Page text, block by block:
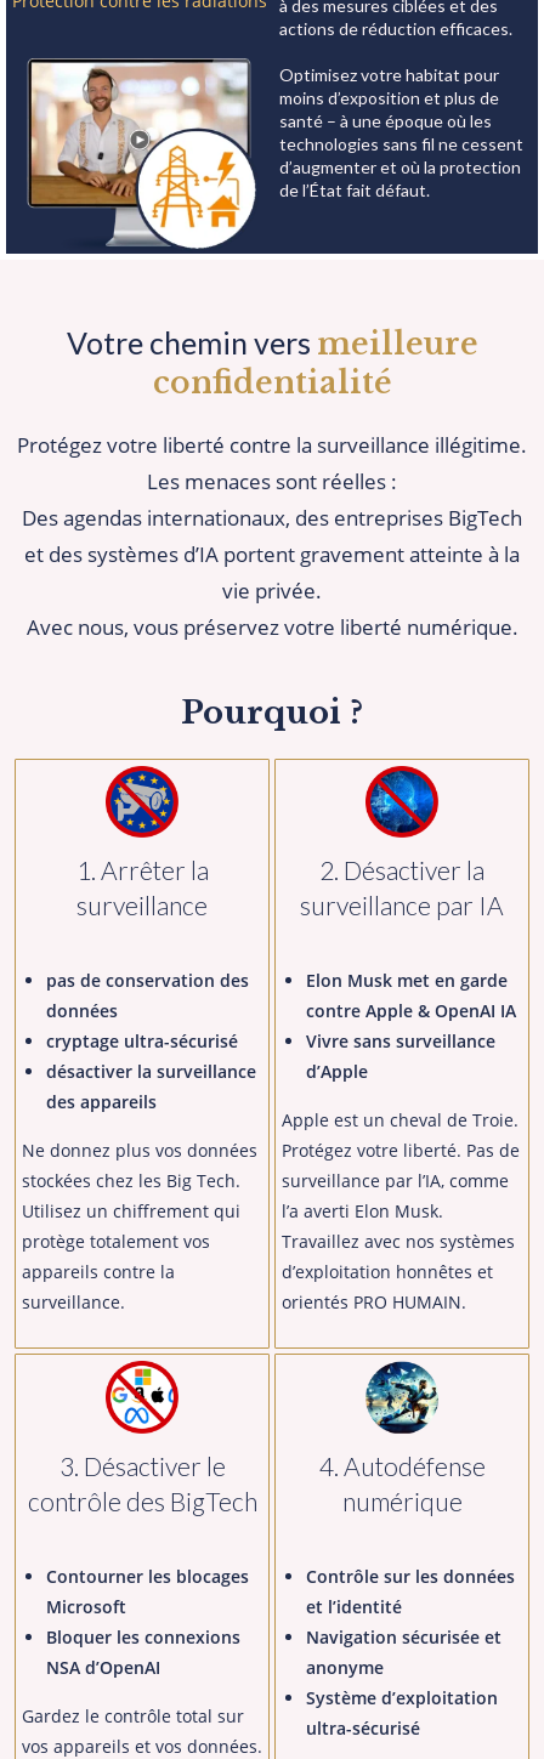
à des mesures ciblées et des
actions de réduction efficaces.
Optimisez votre habitat pour
moins d’exposition et plus de
santé – à une époque où les
technologies sans fil ne cessent
d’augmenter et où la protection
de l’État fait défaut.
Votre chemin vers meilleure
confidentialité
Protégez votre liberté contre la surveillance illégitime.
Les menaces sont réelles :
Des agendas internationaux, des entreprises BigTech
et des systèmes d’IA portent gravement atteinte à la
vie privée.
Avec nous, vous préservez votre liberté numérique.
Pourquoi ?
1. Arrêter la
surveillance
pas de conservation des
données
cryptage ultra-sécurisé
désactiver la surveillance
des appareils
Ne donnez plus vos données
stockées chez les Big Tech.
Utilisez un chiffrement qui
protège totalement vos
appareils contre la
surveillance.
2. Désactiver la
surveillance par IA
Elon Musk met en garde
contre Apple & OpenAI IA
Vivre sans surveillance
d’Apple
Apple est un cheval de Troie.
Protégez votre liberté. Pas de
surveillance par l’IA, comme
l’a averti Elon Musk.
Travaillez avec nos systèmes
d’exploitation honnêtes et
orientés PRO HUMAIN.
3. Désactiver le
contrôle des BigTech
Contourner les blocages
Microsoft
Bloquer les connexions
NSA d’OpenAI
Gardez le contrôle total sur
vos appareils et vos données.
4. Autodéfense
numérique
Contrôle sur les données
et l’identité
Navigation sécurisée et
anonyme
Système d’exploitation
ultra-sécurisé